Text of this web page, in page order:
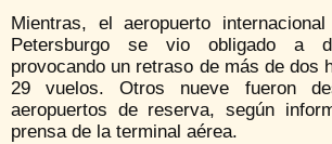
Mientras, el aeropuerto
Petersburgo se vio obligado a
provocando un retraso de más de dos
29 vuelos. Otros nueve fueron
aeropuertos de reserva, según
prensa de la terminal aérea.